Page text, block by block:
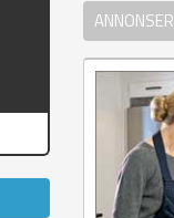
ANNONSER